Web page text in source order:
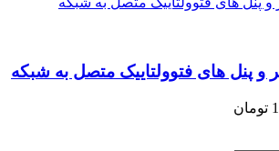
و پنل های فتوولتاییک متصل به شبکه